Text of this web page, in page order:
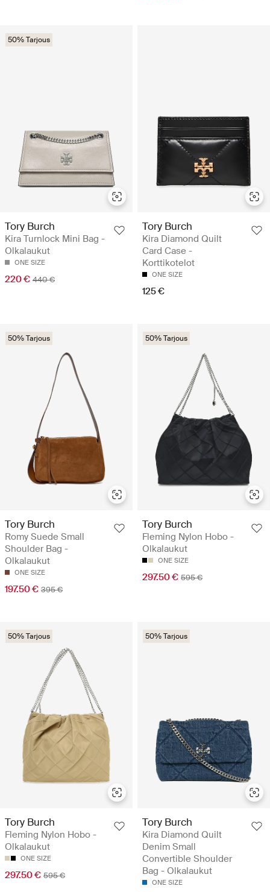
50% Tarjous
Tory Burch
Kira Turnlock Mini Bag -
Olkalaukut
ONE SIZE
220 € 440 €
Tory Burch
Kira Diamond Quilt
Card Case -
Korttikotelot
ONE SIZE
125 €
50% Tarjous
Tory Burch
Romy Suede Small
Shoulder Bag -
Olkalaukut
ONE SIZE
197.50 € 395 €
50% Tarjous
Tory Burch
Fleming Nylon Hobo -
Olkalaukut
ONE SIZE
297.50 € 595 €
50% Tarjous
Tory Burch
Fleming Nylon Hobo -
Olkalaukut
ONE SIZE
297.50 € 595 €
50% Tarjous
Tory Burch
Kira Diamond Quilt
Denim Small
Convertible Shoulder
Bag - Olkalaukut
ONE SIZE